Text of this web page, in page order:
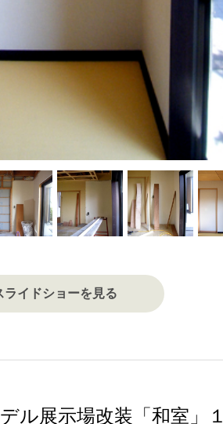
ライドショーを見る
ル展示場改装「和室」１